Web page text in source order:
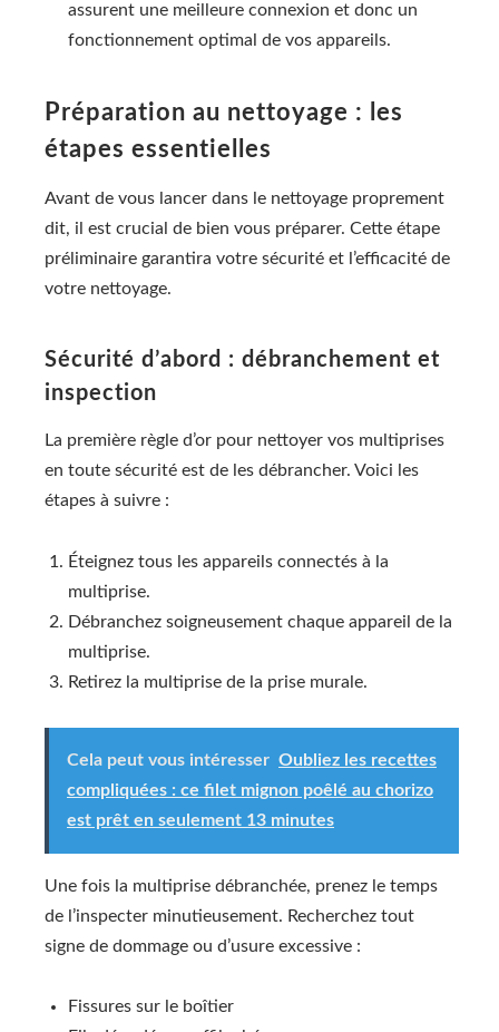
assurent une meilleure connexion et donc un
fonctionnement optimal de vos appareils.
Préparation au nettoyage : les
étapes essentielles
Avant de vous lancer dans le nettoyage proprement
dit, il est crucial de bien vous préparer. Cette étape
préliminaire garantira votre sécurité et l’efficacité de
votre nettoyage.
Sécurité d’abord : débranchement et
inspection
La première règle d’or pour nettoyer vos multiprises
en toute sécurité est de les débrancher. Voici les
étapes à suivre :
Éteignez tous les appareils connectés à la
multiprise.
Débranchez soigneusement chaque appareil de la
multiprise.
Retirez la multiprise de la prise murale.
Cela peut vous intéresser Oubliez les recettes
compliquées : ce filet mignon poêlé au chorizo
est prêt en seulement 13 minutes
Une fois la multiprise débranchée, prenez le temps
de l’inspecter minutieusement. Recherchez tout
signe de dommage ou d’usure excessive :
Fissures sur le boîtier